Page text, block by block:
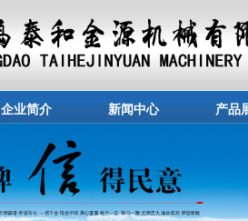
企业简介 新闻中心 产品